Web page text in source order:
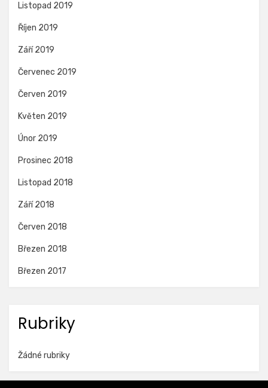
Listopad 2019
Říjen 2019
Září 2019
Červenec 2019
Červen 2019
Květen 2019
Únor 2019
Prosinec 2018
Listopad 2018
Září 2018
Červen 2018
Březen 2018
Březen 2017
Rubriky
Žádné rubriky